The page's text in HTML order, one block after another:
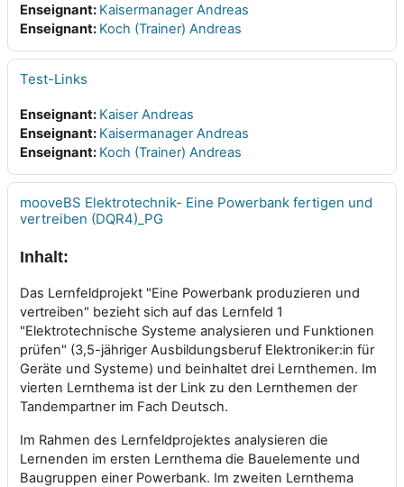
Enseignant: Kaisermanager Andreas
Enseignant: Koch (Trainer) Andreas
Test-Links
Enseignant: Kaiser Andreas
Enseignant: Kaisermanager Andreas
Enseignant: Koch (Trainer) Andreas
mooveBS Elektrotechnik- Eine Powerbank fertigen und
vertreiben (DQR4)_PG
Inhalt:
Das Lernfeldprojekt "Eine Powerbank produzieren und
vertreiben" bezieht sich auf das Lernfeld 1
"Elektrotechnische Systeme analysieren und Funktionen
prüfen" (3,5-jähriger Ausbildungsberuf Elektroniker:in für
Geräte und Systeme) und beinhaltet drei Lernthemen. Im
vierten Lernthema ist der Link zu den Lernthemen der
Tandempartner im Fach Deutsch.
Im Rahmen des Lernfeldprojektes analysieren die
Lernenden im ersten Lernthema die Bauelemente und
Baugruppen einer Powerbank. Im zweiten Lernthema